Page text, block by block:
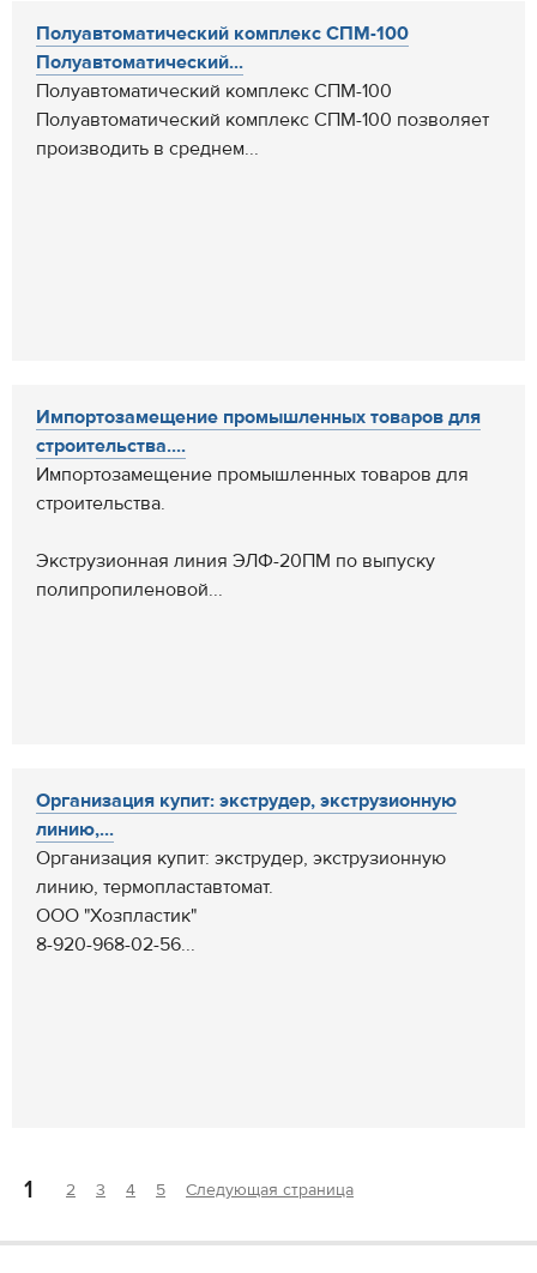
Полуавтоматический комплекс СПМ-100
Полуавтоматический...
Полуавтоматический комплекс СПМ-100
Полуавтоматический комплекс СПМ-100 позволяет
производить в среднем...
Импортозамещение промышленных товаров для
строительства....
Импортозамещение промышленных товаров для
строительства.
Экструзионная линия ЭЛФ-20ПМ по выпуску
полипропиленовой...
Организация купит: экструдер, экструзионную
линию,...
Организация купит: экструдер, экструзионную
линию, термопластавтомат.
ООО "Хозпластик"
8-920-968-02-56...
1 2 3 4 5 Следующая страница